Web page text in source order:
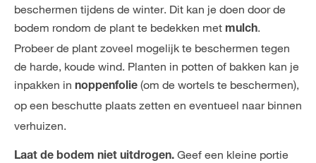
beschermen tijdens de winter. Dit kan je doen door de
bodem rondom de plant te bedekken met mulch.
Probeer de plant zoveel mogelijk te beschermen tegen
de harde, koude wind. Planten in potten of bakken kan je
inpakken in noppenfolie (om de wortels te beschermen),
op een beschutte plaats zetten en eventueel naar binnen
verhuizen.
Laat de bodem niet uitdrogen. Geef een kleine portie